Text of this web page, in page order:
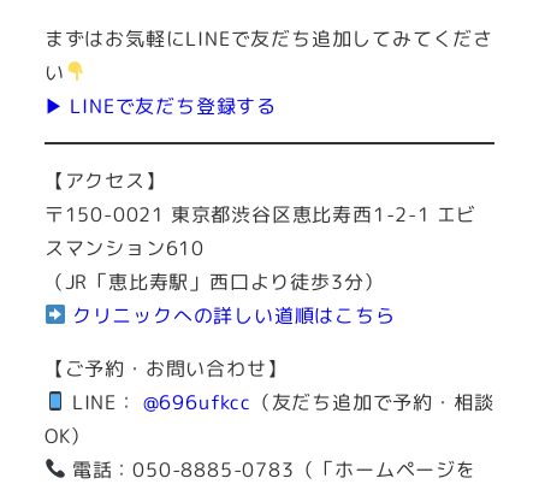
まずはお気軽にLINEで友だち追加してみてくださ
い
▶ LINEで友だち登録する
【アクセス】
〒150-0021 東京都渋谷区恵比寿西1-2-1 エビ
スマンション610
（JR「恵比寿駅」西口より徒歩3分）
クリニックへの詳しい道順はこちら
【ご予約・お問い合わせ】
LINE： @696ufkcc （友だち追加で予約・相談
OK）
電話：050-8885-0783（「ホームページを